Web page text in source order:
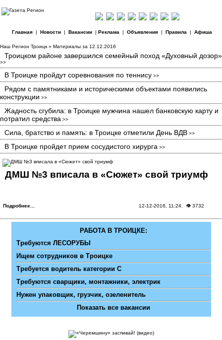
Главная| Новости| Вакансии| Реклама | Объявления| Правила | Афиша
Наш Регион Троицк » Материалы за 12.12.2016
Троицком районе завершился семейный поход «Духовный дозор»
>>
В Троицке пройдут соревнования по теннису >>
Рядом с памятниками и историческими объектами появились
конструкции >>
Жадность сгубила: в Троицке мужчина нашел банковскую карту и
потратил средства >>
Сила, братство и память: в Троицке отметили День ВДВ >>
В Троицке пройдет прием сосудистого хирурга >>
ДМШ №3 вписала в «Сюжет» свой триумф
Подробнее... 12-12-2016, 11:24 . 👁 3732
РАБОТА В ТРОИЦКЕ:
Требуются ЛЕСОРУБЫ
Ищем сотрудников в Троицке
Требуется водитель категории С
Требуются сварщики, монтажники, электрик
Нужен упаковщик, грузчик, озеленитель
Показать все вакансии